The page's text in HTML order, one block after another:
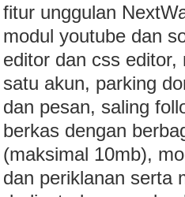
fitur unggulan
modul youtube dan
editor dan css editor,
satu akun, parking
dan pesan, saling
berkas dengan
(maksimal 10mb),
dan periklanan serta